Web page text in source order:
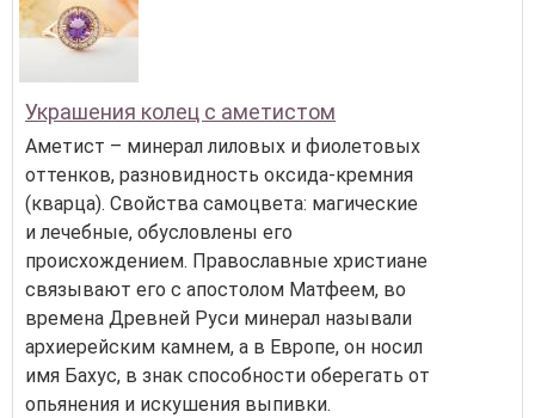
Украшения колец с аметистом
Аметист – минерал лиловых и фиолетовых
оттенков, разновидность оксида-кремния
(кварца). Свойства самоцвета: магические
и лечебные, обусловлены его
происхождением. Православные христиане
связывают его с апостолом Матфеем, во
времена Древней Руси минерал называли
архиерейским камнем, а в Европе, он носил
имя Бахус, в знак способности оберегать от
опьянения и искушения выпивки.